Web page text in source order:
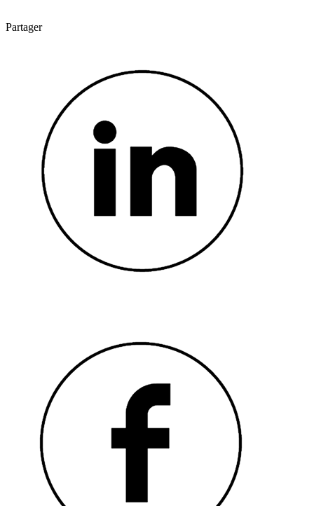
Partager